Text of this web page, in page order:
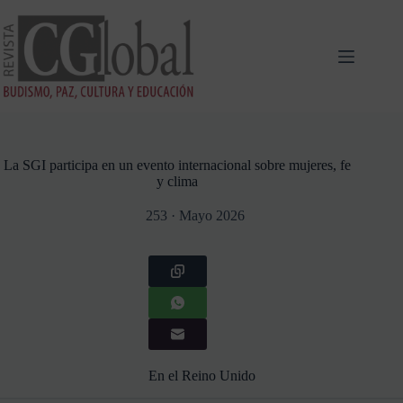
al
contenido
La SGI participa en un evento internacional sobre mujeres, fe
y clima
253 · Mayo 2026
En el Reino Unido